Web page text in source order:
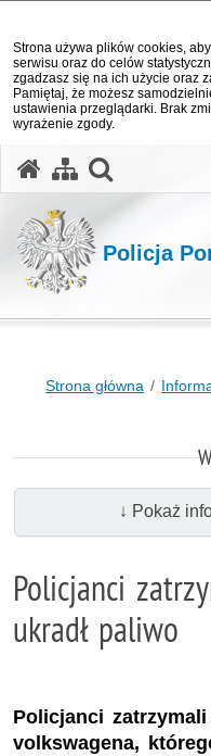
Strona używa plików cookies,
serwisu oraz do celów
zgadzasz się na ich użycie oraz
Pamiętaj, że możesz
ustawienia przeglądarki. Brak
wyrażenie zgody.
Policja
Strona główna
↓ Pokaż
Policjanci
ukradł paliwo
Policjanci
volkswagena,